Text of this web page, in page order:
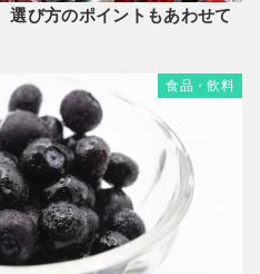
選び方のポイントもあわせて
食品・飲料